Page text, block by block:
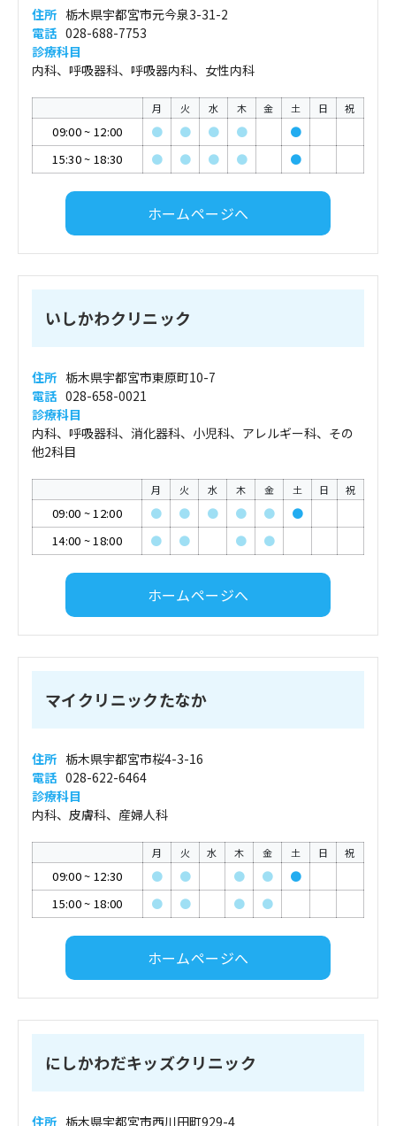
住所 栃木県宇都宮市元今泉3-31-2
電話 028-688-7753
診療科目
内科、呼吸器科、呼吸器内科、女性内科
月 火 水 木 金 土 日 祝
09:00~ 12:00 ● ● ● ●
●
15:30~ 18:30 ● ● ● ● ●
ホームページへ
いしかわクリニック
住所 栃木県宇都宮市東原町10-7
電話 028-658-0021
診療科目
内科、呼吸器科、消化器科、小児科、アレルギー科、その
他2科目
月 火 水 木 金 土 日 祝
09:00 ~12:00 ● ● ● ● ●
●
14:00 ~18:00 ● ● ● ●
ホームページへ
マイクリニックたなか
住所 栃木県宇都宮市桜4-3-16
電話 028-622-6464
診療科目
内科、皮膚科、産婦人科
月 火 水 木 金 土 日 祝
09:00~ 12:30 ● ● ● ●
●
15:00~ 18:00 ● ● ● ●
ホームページへ
にしかわだキッズクリニック
住所 栃木県宇都宮市西川田町929-4